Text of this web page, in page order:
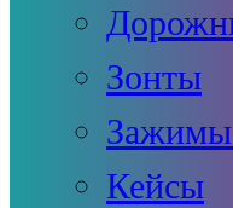
Зонты
Зажимы
Кейсы